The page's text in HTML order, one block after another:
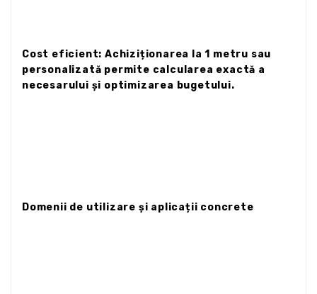
Cost eficient: Achiziționarea la 1 metru sau
personalizată permite calcularea exactă a
necesarului și optimizarea bugetului.
Domenii de utilizare și aplicații concrete